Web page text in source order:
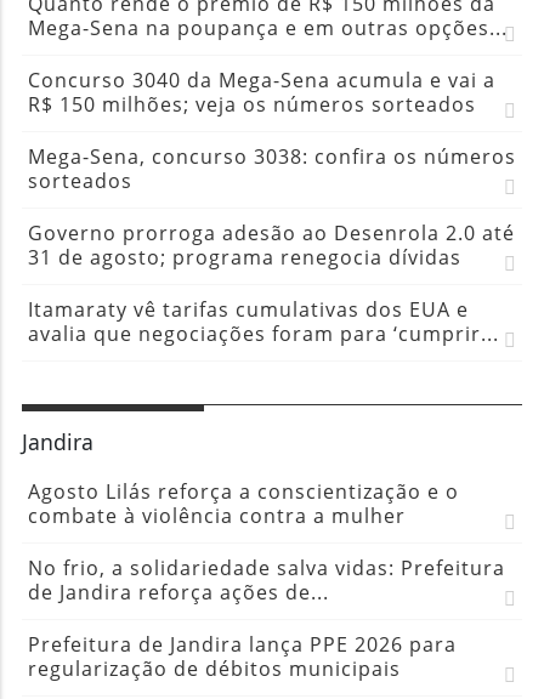
Mega-Sena na poupança e em outras opções...
Concurso 3040 da Mega-Sena acumula e vai a
R$ 150 milhões; veja os números sorteados
Mega-Sena, concurso 3038: confira os números
sorteados
Governo prorroga adesão ao Desenrola 2.0 até
31 de agosto; programa renegocia dívidas
Itamaraty vê tarifas cumulativas dos EUA e
avalia que negociações foram para ‘cumprir...
Jandira
Agosto Lilás reforça a conscientização e o
combate à violência contra a mulher
No frio, a solidariedade salva vidas: Prefeitura
de Jandira reforça ações de...
Prefeitura de Jandira lança PPE 2026 para
regularização de débitos municipais